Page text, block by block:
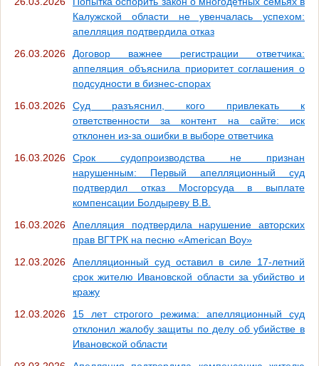
Калужской области не увенчалась успехом:
апелляция подтвердила отказ
26.03.2026
Договор важнее регистрации ответчика:
аппеляция объяснила приоритет соглашения о
подсудности в бизнес-спорах
16.03.2026
Суд разъяснил, кого привлекать к
ответственности за контент на сайте: иск
отклонен из-за ошибки в выборе ответчика
16.03.2026
Срок судопроизводства не признан
нарушенным: Первый апелляционный суд
подтвердил отказ Мосгорсуда в выплате
компенсации Болдыреву В.В.
16.03.2026
Апелляция подтвердила нарушение авторских
прав ВГТРК на песню «American Boy»
12.03.2026
Апелляционный суд оставил в силе 17-летний
срок жителю Ивановской области за убийство и
кражу
12.03.2026
15 лет строгого режима: апелляционный суд
отклонил жалобу защиты по делу об убийстве в
Ивановской области